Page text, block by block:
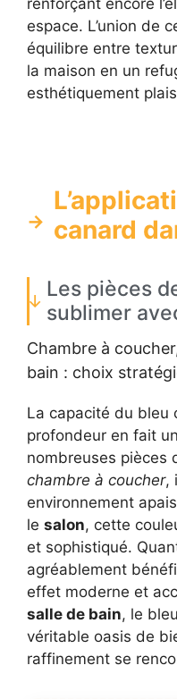
espace. L’union de
équilibre entre
la maison en un
esthétiquement
canard
Les pièces
sublimer
Chambre à
bain : choix
La capacité du bleu
profondeur en fait
nombreuses pièces
chambre à coucher,
environnement
le salon, cette
et sophistiqué.
agréablement
effet moderne et
salle de bain, le
véritable oasis de
raffinement se